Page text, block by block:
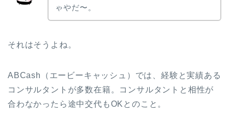
ゃやだ〜。
それはそうよね。
ABCash（エービーキャッシュ）では、経験と実績ある
コンサルタントが多数在籍。コンサルタントと相性が
合わなかったら途中交代もOKとのこと。